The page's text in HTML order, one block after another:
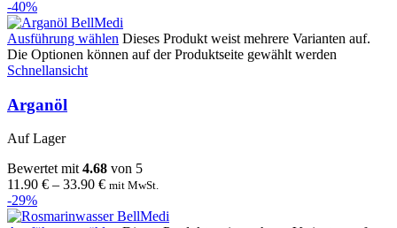
-40%
Ausführung wählen Dieses Produkt weist mehrere Varianten auf.
Die Optionen können auf der Produktseite gewählt werden
Schnellansicht
Arganöl
Auf Lager
Bewertet mit 4.68 von 5
11.90 € – 33.90 € mit MwSt.
-29%